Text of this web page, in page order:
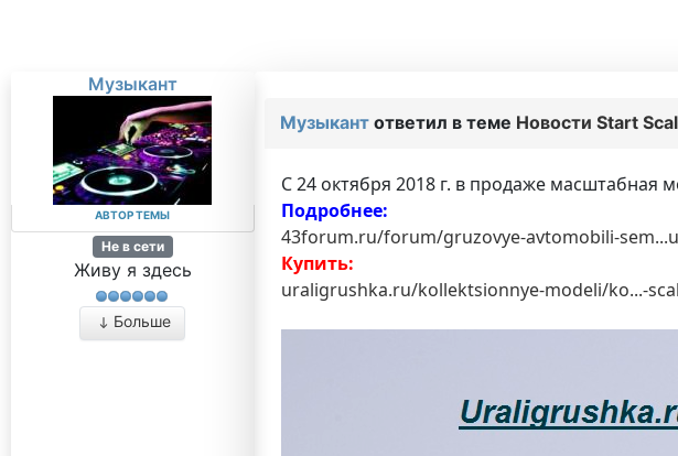
Музыкант
АВТОР ТЕМЫ
Не в сети
Живу я здесь
Больше
Музыкантответил в теме Новости Start
С 24 октября 2018 г. в продаже масштабная
Подробнее:
43forum.ru/forum/gruzovye-avtomobili-
Купить:
uraligrushka.ru/kollektsionnye-modeli/ko...-